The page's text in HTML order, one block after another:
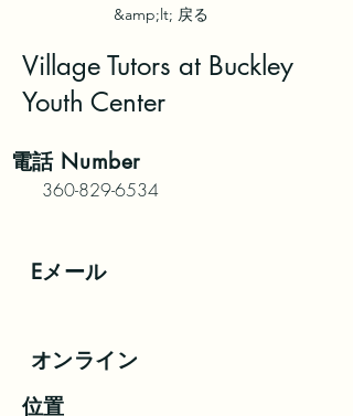
&amp;lt; 戻る
Village Tutors at Buckley
Youth Center
電話Number
360-829-6534
Eメール
オンライン
位置